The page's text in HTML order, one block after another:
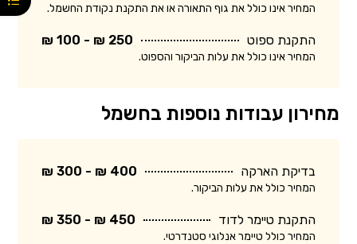
המחיר אינו כולל את גוף התאורה או את התקנת נקודת החשמל.
התקנת ספוט 250 ₪ - 100 ₪
המחיר אינו כולל את עלות הביקור והספוט.
מחירון עבודות נוספות בחשמל
בדיקת הארקה 400 ₪ - 300 ₪
המחיר כולל את עלות הביקור.
התקנת טיימר לדוד 450 ₪ - 350 ₪
המחיר כולל טיימר אנלוגי סטנדרטי.